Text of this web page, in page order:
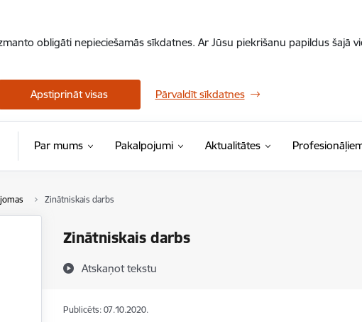
obligāti nepieciešamās sīkdatnes. Ar Jūsu piekrišanu papildus šajā
Apstiprināt visas Pārvaldīt sīkdatnes
Par mums Pakalpojumi Aktualitātes
Zinātniskais darbs
Zinātniskais darbs
Atskaņot tekstu
Publicēts: 07.10.2020.